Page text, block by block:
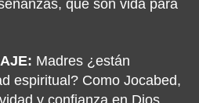
que son vida para
Madres ¿están
espiritual? Como Jocabed,
y confianza en Dios